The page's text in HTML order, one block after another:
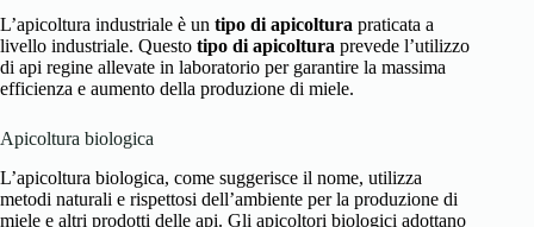
L’apicoltura industriale è un tipo di apicoltura praticata a
livello industriale. Questo tipo di apicoltura prevede l’utilizzo
di api regine allevate in laboratorio per garantire la massima
efficienza e aumento della produzione di miele.
Apicoltura biologica
L’apicoltura biologica, come suggerisce il nome, utilizza
metodi naturali e rispettosi dell’ambiente per la produzione di
miele e altri prodotti delle api. Gli apicoltori biologici adottano